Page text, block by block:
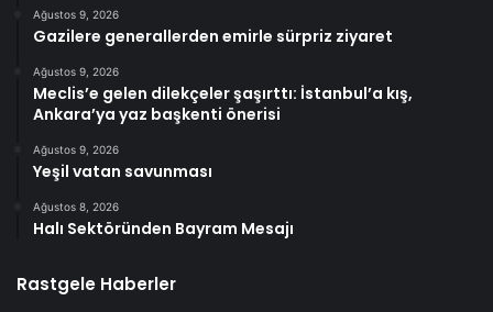
Ağustos 9, 2026
Gazilere generallerden emirle sürpriz ziyaret
Ağustos 9, 2026
Meclis’e gelen dilekçeler şaşırttı: İstanbul’a kış,
Ankara’ya yaz başkenti önerisi
Ağustos 9, 2026
Yeşil vatan savunması
Ağustos 8, 2026
Halı Sektöründen Bayram Mesajı
Rastgele Haberler